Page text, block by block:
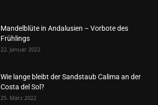
Mandelblüte in Andalusien – Vorbote des
Frühlings
22. Januar 2022
Wie lange bleibt der Sandstaub Calima an der
Costa del Sol?
25. März 2022